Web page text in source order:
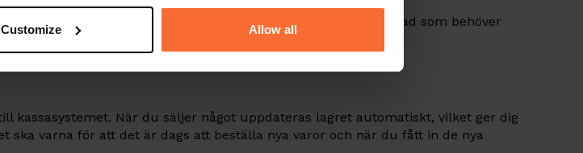
Customize Allow all
Du får en realtidsbild av vad som finns kvar och vad som behöver
att spara tid på onödigt administrativt arbete.
kassasystemet. När du säljer något uppdateras lagret automatiskt, vilket ger dig
varna för att det är dags att beställa nya varor och när du fått in de nya